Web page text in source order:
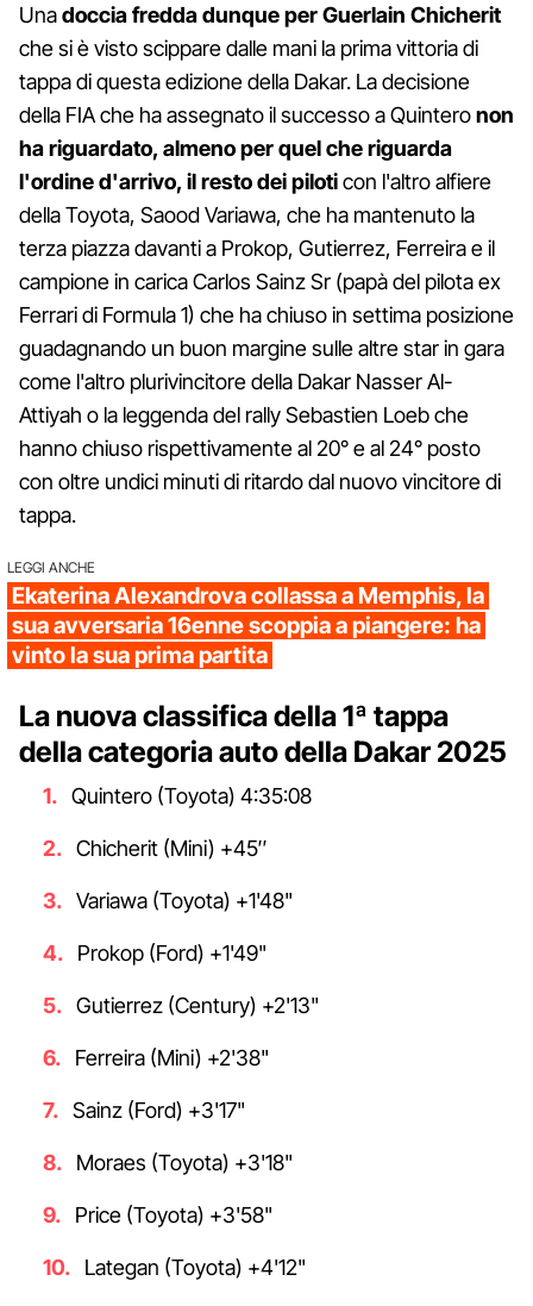
Unadoccia fredda dunque per Guerlain Chicherit
che si è visto scippare dalle mani la prima vittoria di
tappa di questa edizione della Dakar. La decisione
della FIA che ha assegnato il successo a Quinteronon
ha riguardato, almeno per quel che riguarda
l'ordine d'arrivo, il resto dei piloticon l'altro alfiere
della Toyota, Saood Variawa, che ha mantenuto la
terza piazza davanti a Prokop, Gutierrez, Ferreira e il
campione in carica Carlos Sainz Sr (papà del pilota ex
Ferrari di Formula 1) che ha chiuso in settima posizione
guadagnando un buon margine sulle altre star in gara
come l'altro plurivincitore della Dakar Nasser Al-
Attiyah o la leggenda del rally Sebastien Loeb che
hanno chiuso rispettivamente al 20° e al 24° posto
con oltre undici minuti di ritardo dal nuovo vincitore di
tappa.
LEGGI ANCHE
Ekaterina Alexandrova collassa a Memphis, la
sua avversaria 16enne scoppia a piangere: ha
vinto la sua prima partita
La nuova classifica della 1ª tappa
della categoria auto della Dakar 2025
Quintero (Toyota) 4:35:08
Chicherit (Mini) +45″
Variawa (Toyota) +1'48"
Prokop (Ford) +1'49"
Gutierrez (Century) +2'13"
Ferreira (Mini) +2'38"
Sainz (Ford) +3'17"
Moraes (Toyota) +3'18"
Price (Toyota) +3'58"
Lategan (Toyota) +4'12"